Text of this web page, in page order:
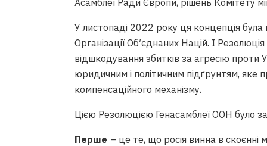
Асамблеї Ради Європи, рішень Комітету
У листопаді 2022 року ця концепція
Організації Об′єднаних Націй. І
відшкодування збитків за агресію
юридичним і політичним підґрунтям,
компенсаційного механізму.
Цією Резолюцією Генасамблеї ООН було
Перше – це те, що росія винна в скоєнні